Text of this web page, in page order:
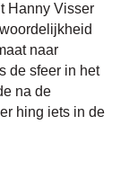
Hanny Visser
naar
de sfeer in het
na de
hing iets in de